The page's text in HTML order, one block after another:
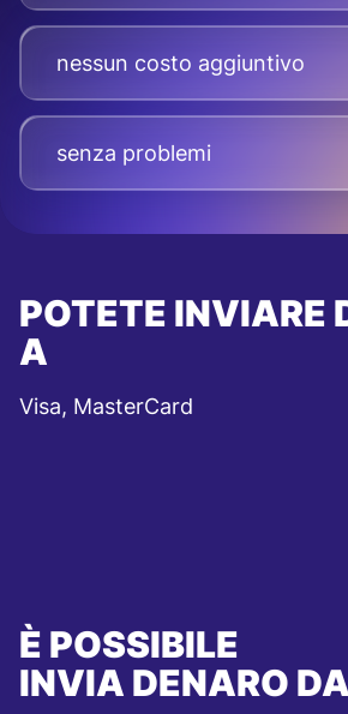
nessun costo aggiuntivo
senza problemi
POTETE INVIARE
A
Visa, MasterCard
È POSSIBILE
INVIA DENARO DA